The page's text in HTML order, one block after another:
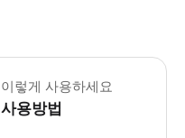
이렇게 사용하세요
사용방법